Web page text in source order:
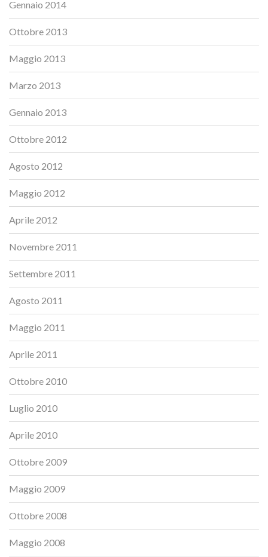
Gennaio 2014
Ottobre 2013
Maggio 2013
Marzo 2013
Gennaio 2013
Ottobre 2012
Agosto 2012
Maggio 2012
Aprile 2012
Novembre 2011
Settembre 2011
Agosto 2011
Maggio 2011
Aprile 2011
Ottobre 2010
Luglio 2010
Aprile 2010
Ottobre 2009
Maggio 2009
Ottobre 2008
Maggio 2008